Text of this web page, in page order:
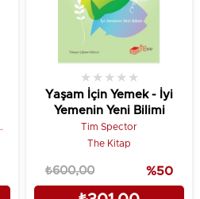
Yaşam İçin Yemek - İyi
Yemenin Yeni Bilimi
★ ★ ★ ★ ★
Tim Spector
The Kitap
₺600,00 %50